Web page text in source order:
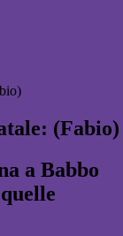
(Fabio)
a Babbo